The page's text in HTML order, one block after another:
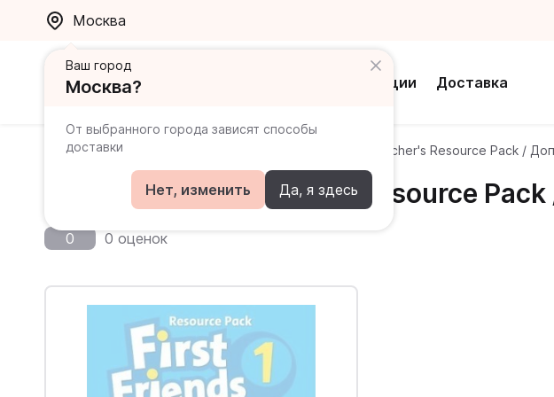
Москва
Акции Доставка
Ваш город
Москва?
От выбранного города зависят способы
доставки
Нет, изменить Да, я здесь
Главная Каталог First Friends 1 Teacher's Resource Pack /
First Friends 1 Teacher's Resource
0 0 оценок